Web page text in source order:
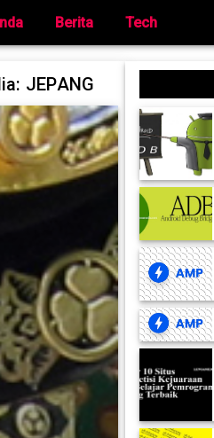
JEPANG
Berita Tech